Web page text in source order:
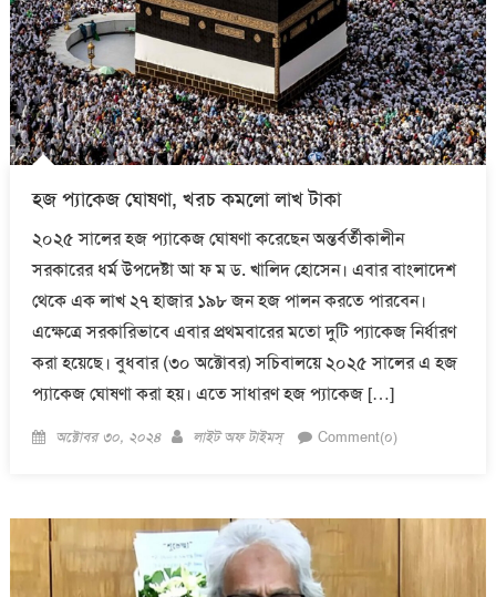
হজ প্যাকেজ ঘোষণা, খরচ কমলো লাখ টাকা
২০২৫ সালের হজ প্যাকেজ ঘোষণা করেছেন অন্তর্বর্তীকালীন
সরকারের ধর্ম উপদেষ্টা আ ফ ম ড. খালিদ হোসেন। এবার বাংলাদেশ
থেকে এক লাখ ২৭ হাজার ১৯৮ জন হজ পালন করতে পারবেন।
এক্ষেত্রে সরকারিভাবে এবার প্রথমবারের মতো দুটি প্যাকেজ নির্ধারণ
করা হয়েছে। বুধবার (৩০ অক্টোবর) সচিবালয়ে ২০২৫ সালের এ হজ
প্যাকেজ ঘোষণা করা হয়। এতে সাধারণ হজ প্যাকেজ […]
Posted
অক্টোবর ৩০, ২০২৪ Author
লাইট অফ টাইমস্ Comment(০)